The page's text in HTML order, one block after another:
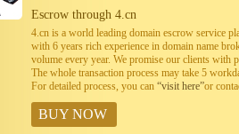
Escrow through 4.cn
4.cn is a world leading domain escrow service
with 6 years rich experience in domain name
volume every year. We promise our clients with
The whole transaction process may take 5
For detailed process, you can “visit here”or
BUY NOW